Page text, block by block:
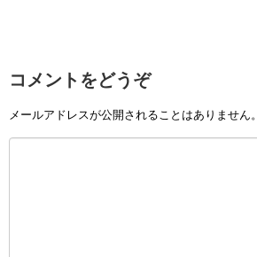
コメントをどうぞ
メールアドレスが公開されることはありません。